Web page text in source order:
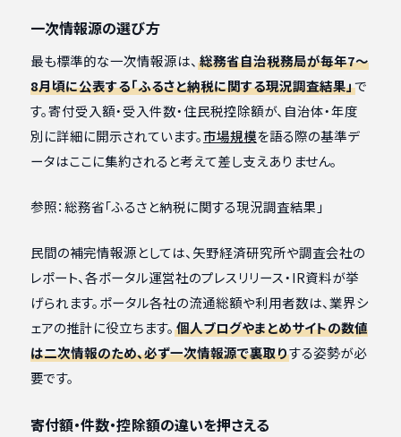
一次情報源の選び方
最も標準的な一次情報源は、 総務省自治税務局が毎年7〜
8月頃に公表する「ふるさと納税に関する現況調査結果」で
す。寄付受入額・受入件数・住民税控除額が、自治体・年度
別に詳細に開示されています。市場規模を語る際の基準デ
ータはここに集約されると考えて差し支えありません。
参照：総務省「ふるさと納税に関する現況調査結果」
民間の補完情報源としては、矢野経済研究所や調査会社の
レポート、各ポータル運営社のプレスリリース・IR資料が挙
げられます。ポータル各社の流通総額や利用者数は、業界シ
ェアの推計に役立ちます。 個人ブログやまとめサイトの数値
は二次情報のため、必ず一次情報源で裏取りする姿勢が必
要です。
寄付額・件数・控除額の違いを押さえる